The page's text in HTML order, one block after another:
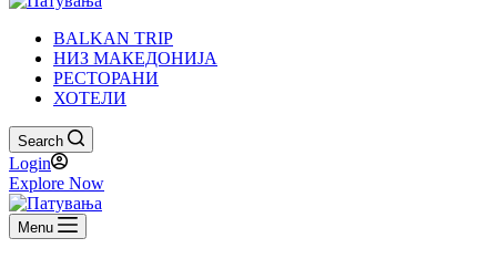
BALKAN TRIP
НИЗ МАКЕДОНИЈА
РЕСТОРАНИ
ХОТЕЛИ
Search
Login
Explore Now
Menu